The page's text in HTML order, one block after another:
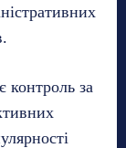
контроль за